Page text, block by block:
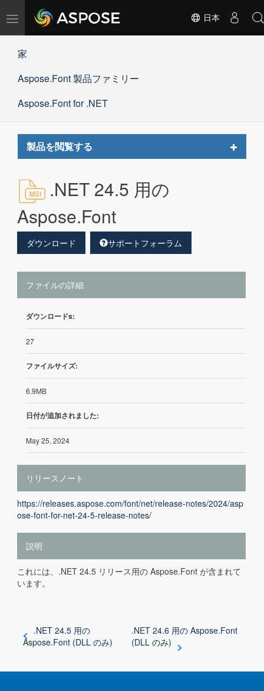
ナ
ー
ョ
の
日本
家
Aspose.Font 製品ファミリー
Aspose.Font for .NET
製品を閲覧する
Toggle
.NET 24.5 用の
Aspose.Font
ダウンロード サポートフォーラム
ファイルの詳細
ダウンロードs:
27
ファイルサイズ:
6.9MB
日付が追加されました:
May 25, 2024
リリースノート
https://releases.aspose.com/font/net/release-notes/2024/asp
ose-font-for-net-24-5-release-notes/
説明
これには、.NET 24.5 リリース用の Aspose.Font が含まれて
います。
.NET 24.5 用の
Aspose.Font (DLL のみ)
.NET 24.6 用の Aspose.Font
(DLL のみ)